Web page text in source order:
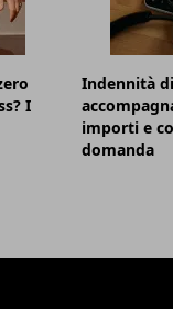
I
Indennità di
importi e
domanda